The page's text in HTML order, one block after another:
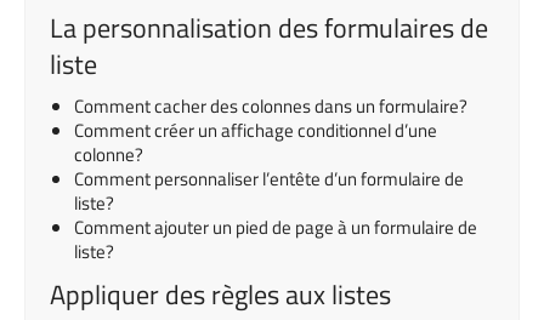
La personnalisation des formulaires de
liste
Comment cacher des colonnes dans un formulaire?
Comment créer un affichage conditionnel d’une
colonne?
Comment personnaliser l’entête d’un formulaire de
liste?
Comment ajouter un pied de page à un formulaire de
liste?
Appliquer des règles aux listes